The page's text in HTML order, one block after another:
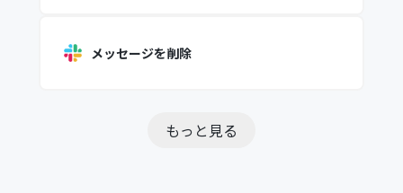
メッセージを削除
もっと見る